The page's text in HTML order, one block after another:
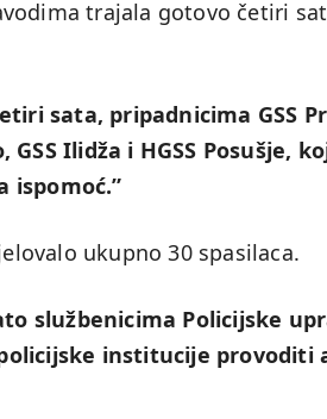
trajala gotovo četiri
sata, pripadnicima GSS
GSS Ilidža i HGSS Posušje,
ispomoć.”
ukupno 30 spasilaca.
službenicima Policijske
institucije provoditi